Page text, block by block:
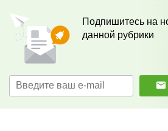
Подпишитесь на
данной рубрики